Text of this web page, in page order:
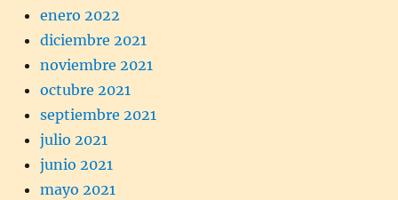
enero 2022
diciembre 2021
noviembre 2021
octubre 2021
septiembre 2021
julio 2021
junio 2021
mayo 2021